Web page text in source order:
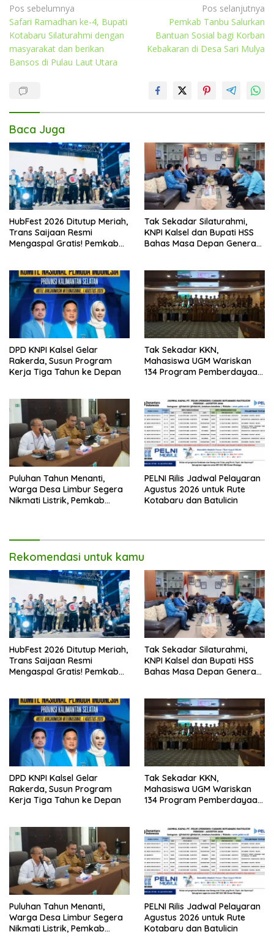
Navigasi
pos
Pos sebelumnya
Safari Ramadhan ke-4, Bupati
Kotabaru Silaturahmi dengan
masyarakat dan berikan
Bansos di Pulau Laut Utara
Pos selanjutnya
Pemkab Tanbu Salurkan
Bantuan Sosial bagi Korban
Kebakaran di Desa Sari Mulya
Baca Juga
HubFest 2026 Ditutup Meriah,
Trans Saijaan Resmi
Mengaspal Gratis! Pemkab
Tak Sekadar Silaturahmi,
KNPI Kalsel dan Bupati HSS
Bahas Masa Depan Generasi
DPD KNPI Kalsel Gelar
Rakerda, Susun Program
Kerja Tiga Tahun ke Depan
Tak Sekadar KKN,
Mahasiswa UGM Wariskan
134 Program Pemberdayaan
Puluhan Tahun Menanti,
Warga Desa Limbur Segera
Nikmati Listrik, Pemkab
PELNI Rilis Jadwal Pelayaran
Agustus 2026 untuk Rute
Kotabaru dan Batulicin
Rekomendasi untuk kamu
HubFest 2026 Ditutup Meriah,
Trans Saijaan Resmi
Mengaspal Gratis! Pemkab
Tak Sekadar Silaturahmi,
KNPI Kalsel dan Bupati HSS
Bahas Masa Depan Generasi
DPD KNPI Kalsel Gelar
Rakerda, Susun Program
Kerja Tiga Tahun ke Depan
Tak Sekadar KKN,
Mahasiswa UGM Wariskan
134 Program Pemberdayaan
Puluhan Tahun Menanti,
Warga Desa Limbur Segera
Nikmati Listrik, Pemkab
PELNI Rilis Jadwal Pelayaran
Agustus 2026 untuk Rute
Kotabaru dan Batulicin